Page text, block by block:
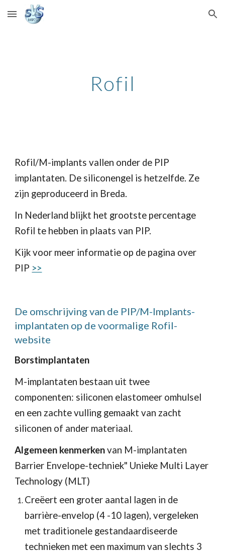
Skip to main content Skip to navigation
Rofil
Rofil/M-implants vallen onder de PIP
implantaten. De siliconengel is hetzelfde. Ze
zijn geproduceerd in Breda.
In Nederland blijkt het grootste percentage
Rofil te hebben in plaats van PIP.
Kijk voor meer informatie op de pagina over
PIP >>
De omschrijving van de PIP/M-Implants-
implantaten op de voormalige Rofil-
website
Borstimplantaten
M-implantaten bestaan ​​uit twee
componenten: siliconen elastomeer omhulsel
en een zachte vulling gemaakt van zacht
siliconen of ander materiaal.
Algemeen kenmerken van M-implantaten
Barrier Envelope-techniek" Unieke Multi Layer
Technology (MLT)
Creëert een groter aantal lagen in de
barrière-envelop (4 -10 lagen), vergeleken
met traditionele gestandaardiseerde
technieken met een maximum van slechts 3